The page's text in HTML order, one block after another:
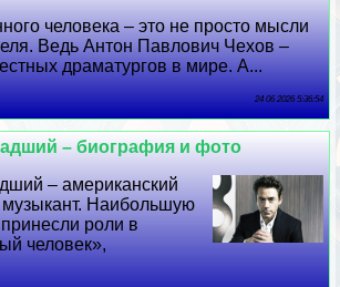
человека – это не просто мысли
Ведь Антон Павлович Чехов –
драматургов в мире. А...
24 06 2026 5:36:54
– биография и фото
– американский
Наибольшую
роли в
человек»,